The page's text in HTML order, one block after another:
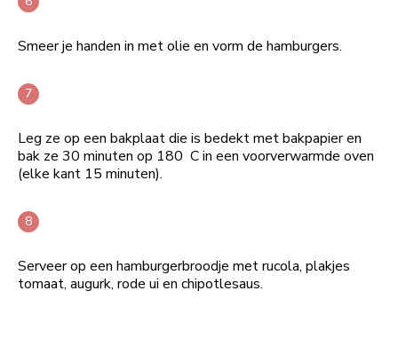
Smeer je handen in met olie en vorm de hamburgers.
Leg ze op een bakplaat die is bedekt met bakpapier en
bak ze 30 minuten op 180 C in een voorverwarmde oven
(elke kant 15 minuten).
Serveer op een hamburgerbroodje met rucola, plakjes
tomaat, augurk, rode ui en chipotlesaus.